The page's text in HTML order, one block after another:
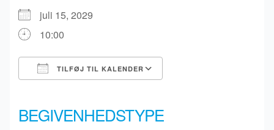
juli 15, 2029
10:00
TILFØJ TIL KALENDER
BEGIVENHEDSTYPE